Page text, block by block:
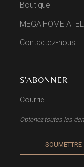
Boutique
MEGA HOME
Contactez-nous
S'ABONNER
Obtenez toutes les
SOUMETTRE